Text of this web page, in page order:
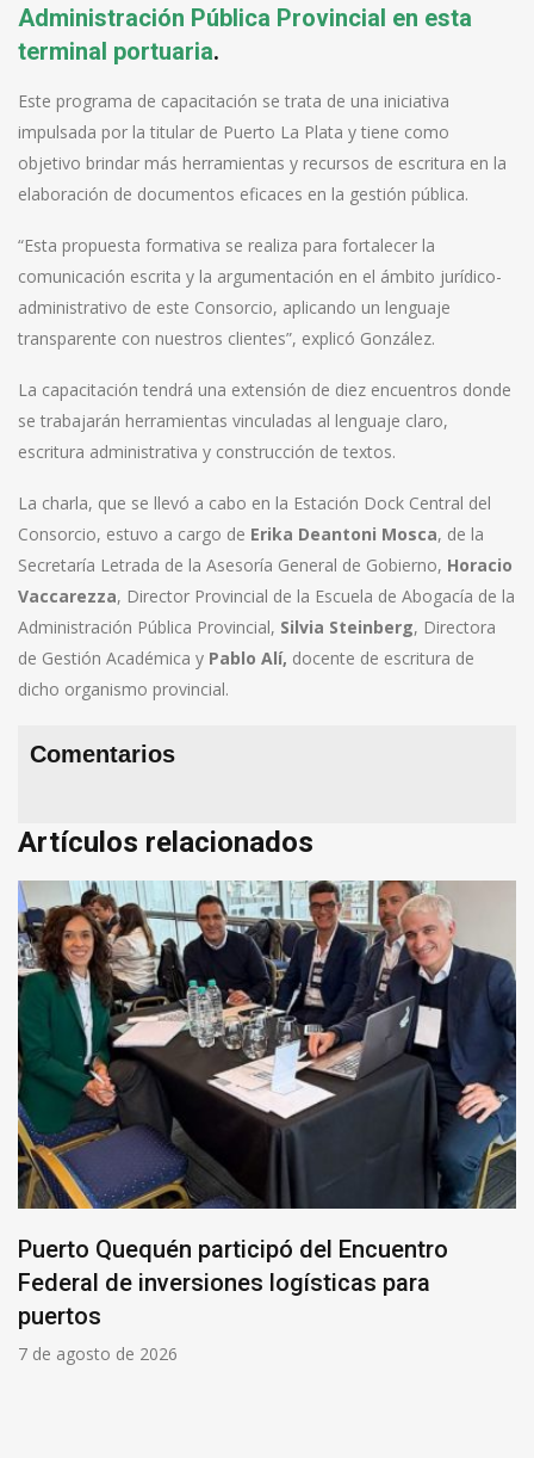
Administración Pública Provincial en esta
terminal portuaria.
Este programa de capacitación se trata de una iniciativa
impulsada por la titular de Puerto La Plata y tiene como
objetivo brindar más herramientas y recursos de escritura en la
elaboración de documentos eficaces en la gestión pública.
“Esta propuesta formativa se realiza para fortalecer la
comunicación escrita y la argumentación en el ámbito jurídico-
administrativo de este Consorcio, aplicando un lenguaje
transparente con nuestros clientes”, explicó González.
La capacitación tendrá una extensión de diez encuentros donde
se trabajarán herramientas vinculadas al lenguaje claro,
escritura administrativa y construcción de textos.
La charla, que se llevó a cabo en la Estación Dock Central del
Consorcio, estuvo a cargo de Erika Deantoni Mosca, de la
Secretaría Letrada de la Asesoría General de Gobierno, Horacio
Vaccarezza, Director Provincial de la Escuela de Abogacía de la
Administración Pública Provincial, Silvia Steinberg, Directora
de Gestión Académica y Pablo Alí, docente de escritura de
dicho organismo provincial.
Comentarios
Artículos relacionados
Puerto Quequén participó del Encuentro
Federal de inversiones logísticas para
puertos
7 de agosto de 2026